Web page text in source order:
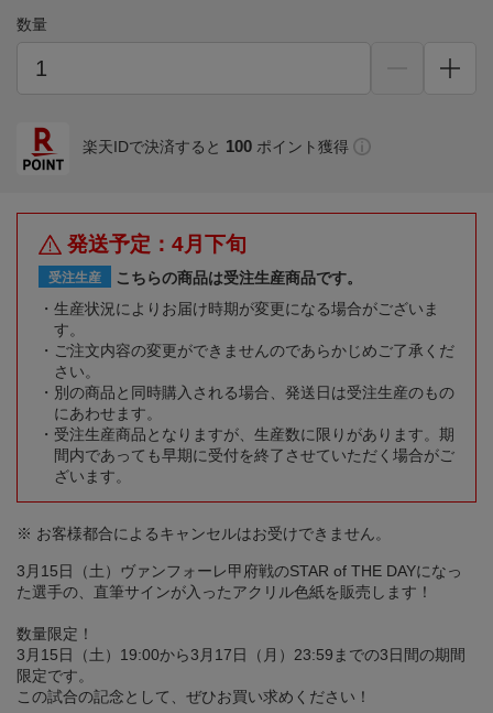
数量
楽天IDで決済すると 100 ポイント獲得
発送予定：4月下旬
受注生産
こちらの商品は受注生産商品です。
生産状況によりお届け時期が変更になる場合がございま
す。
ご注文内容の変更ができませんのであらかじめご了承くだ
さい。
別の商品と同時購入される場合、発送日は受注生産のもの
にあわせます。
受注生産商品となりますが、生産数に限りがあります。期
間内であっても早期に受付を終了させていただく場合がご
ざいます。
※ お客様都合によるキャンセルはお受けできません。
3月15日（土）ヴァンフォーレ甲府戦のSTAR of THE DAYになっ
た選手の、直筆サインが入ったアクリル色紙を販売します！
数量限定！
3月15日（土）19:00から3月17日（月）23:59までの3日間の期間
限定です。
この試合の記念として、ぜひお買い求めください！